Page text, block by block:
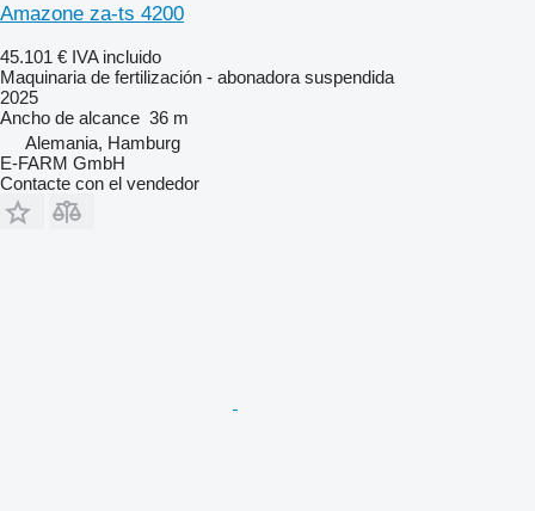
Amazone za-ts 4200
45.101 € IVA incluido
Maquinaria de fertilización - abonadora suspendida
2025
Ancho de alcance 36 m
Alemania, Hamburg
E-FARM GmbH
Contacte con el vendedor